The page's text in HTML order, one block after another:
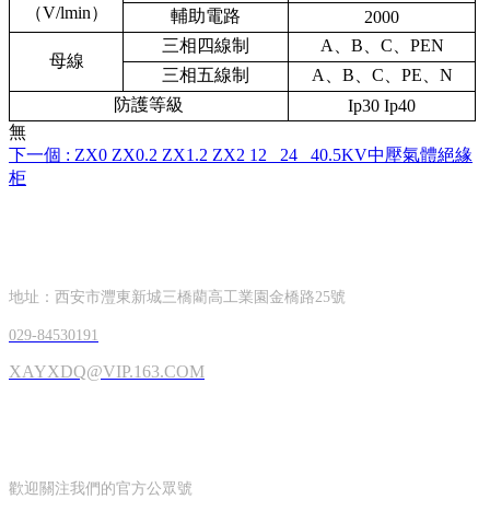
（V/lmin）
輔助電路
2000
母線
三相四線制
A、B、C、PEN
三相五線制
A、B、C、PE、N
防護等級
Ip30 Ip40
無
下一個 : ZX0 ZX0.2 ZX1.2 ZX2 12 _24 _40.5KV中壓氣體絕緣
柜
地址：西安市灃東新城三橋藺高工業園金橋路25號
029-84530191
XAYXDQ@VIP.163.COM
歡迎關注我們的官方公眾號